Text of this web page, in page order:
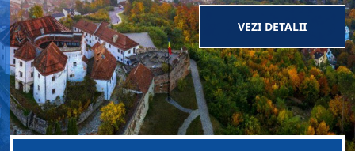
VEZI DETALII